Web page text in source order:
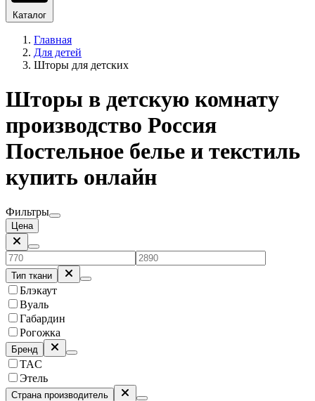
Каталог
Главная
Для детей
Шторы для детских
Шторы в детскую комнату
производство Россия
Постельное белье и текстиль
купить онлайн
Фильтры
Цена
Тип ткани
Блэкаут
Вуаль
Габардин
Рогожка
Бренд
TAC
Этель
Страна производитель